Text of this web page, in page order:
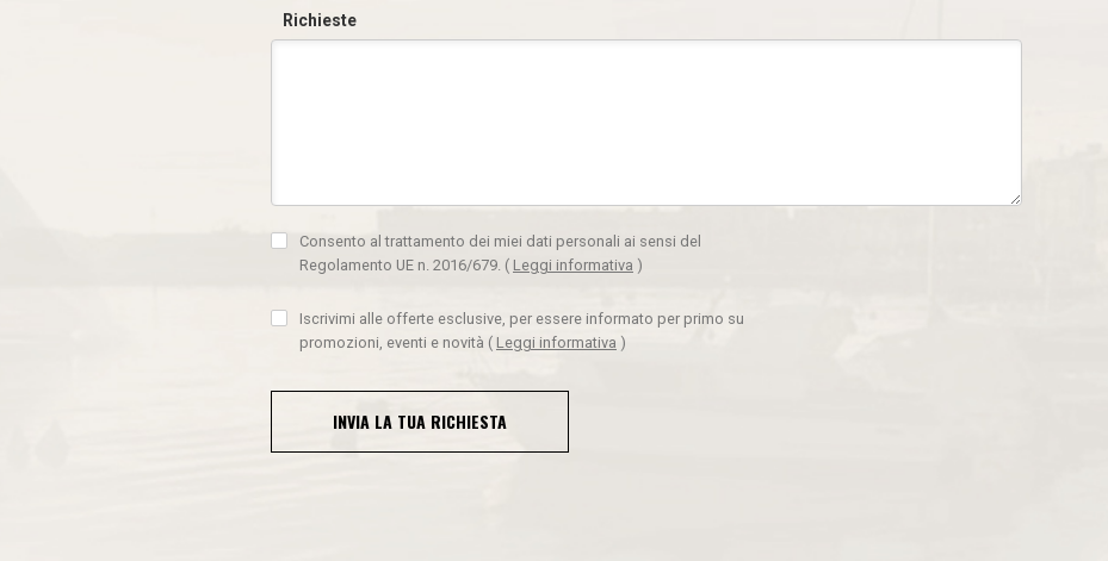
Richieste
Consento al trattamento dei miei dati personali ai sensi del
Regolamento UE n. 2016/679. ( Leggi informativa )
Iscrivimi alle offerte esclusive, per essere informato per primo su
promozioni, eventi e novità ( Leggi informativa )
INVIA LA TUA RICHIESTA